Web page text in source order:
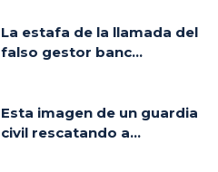
La estafa de la llamada del
falso gestor banc...
Esta imagen de un guardia
civil rescatando a...